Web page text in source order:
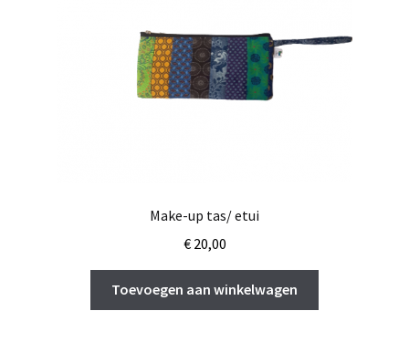
Make-up tas/ etui
€20,00
Toevoegen aan winkelwagen